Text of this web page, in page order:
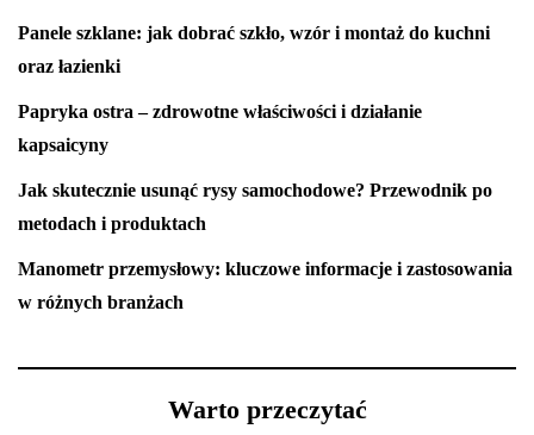
Panele szklane: jak dobrać szkło, wzór i montaż do kuchni
oraz łazienki
Papryka ostra – zdrowotne właściwości i działanie
kapsaicyny
Jak skutecznie usunąć rysy samochodowe? Przewodnik po
metodach i produktach
Manometr przemysłowy: kluczowe informacje i zastosowania
w różnych branżach
Warto przeczytać